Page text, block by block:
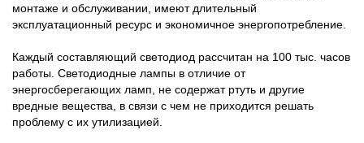
монтаже и обслуживании, имеют длительный
эксплуатационный ресурс и экономичное энергопотребление.
Каждый составляющий светодиод рассчитан на 100 тыс. часов
работы. Светодиодные лампы в отличие от
энергосберегающих ламп, не содержат ртуть и другие
вредные вещества, в связи с чем не приходится решать
проблему с их утилизацией.